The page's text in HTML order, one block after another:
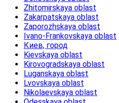
Zhitomirskaya oblast
Zakarpatskaya oblast
Zaporozhskaya oblast
Ivano-Frankovskaya oblast
Киев, город
Kievskaya oblast
Kirovogradskaya oblast
Luganskaya oblast
Lvovskaya oblast
Nikolaevskaya oblast